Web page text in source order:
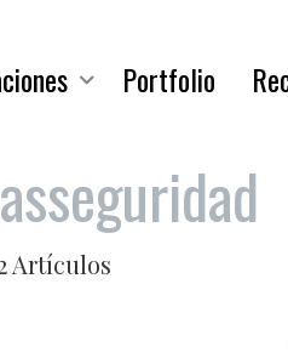
Portfolio
seguridad
Artículos